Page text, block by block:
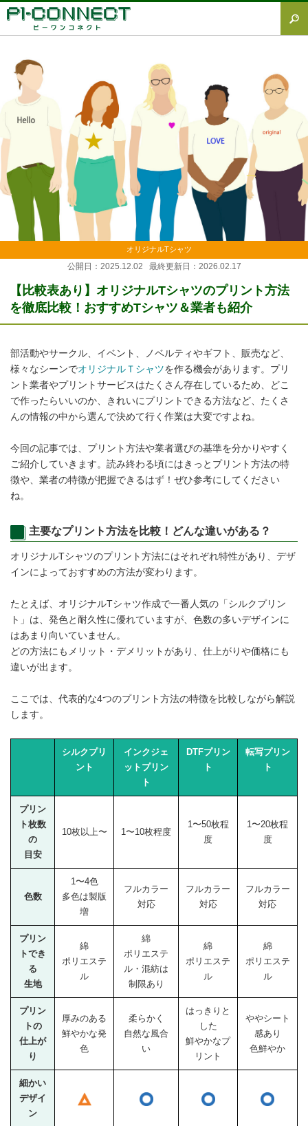
Tシャツ図鑑
オリジナルTシャツ
オリジナルウェア
ブランド徹底解説
プラスワン
加工方法徹底解説
調査レポート
オリジナルTシャツ
公開日：2025.12.02 最終更新日：2026.02.17
【比較表あり】オリジナルTシャツのプリント方法
を徹底比較！おすすめTシャツ＆業者も紹介
部活動やサークル、イベント、ノベルティやギフト、販売など、
様々なシーンでオリジナルＴシャツを作る機会があります。プリ
ント業者やプリントサービスはたくさん存在しているため、どこ
で作ったらいいのか、きれいにプリントできる方法など、たくさ
んの情報の中から選んで決めて行く作業は大変ですよね。
今回の記事では、プリント方法や業者選びの基準を分かりやすく
ご紹介していきます。読み終わる頃にはきっとプリント方法の特
徴や、業者の特徴が把握できるはず！ぜひ参考にしてください
ね。
主要なプリント方法を比較！どんな違いがある？
オリジナルTシャツのプリント方法にはそれぞれ特性があり、デザ
インによっておすすめの方法が変わります。
たとえば、オリジナルTシャツ作成で一番人気の「シルクプリン
ト」は、発色と耐久性に優れていますが、色数の多いデザインに
はあまり向いていません。
どの方法にもメリット・デメリットがあり、仕上がりや価格にも
違いが出ます。
ここでは、代表的な4つのプリント方法の特徴を比較しながら解説
します。
シルクプリ
ント
インクジェ
ットプリン
ト
DTFプリン
ト
転写プリン
ト
プリン
ト枚数
の
目安
10枚以上〜 1〜10枚程度
1〜50枚程
度
1〜20枚程
度
色数
1〜4色
多色は製版
増
フルカラー
対応
フルカラー
対応
フルカラー
対応
プリン
トでき
る
生地
綿
ポリエステ
ル
綿
ポリエステ
ル・混紡は
制限あり
綿
ポリエステ
ル
綿
ポリエステ
ル
プリン
トの
仕上が
り
厚みのある
鮮やかな発
色
柔らかく
自然な風合
い
はっきりと
した
鮮やかなプ
リント
ややシート
感あり
色鮮やか
細かい
デザイ
ン